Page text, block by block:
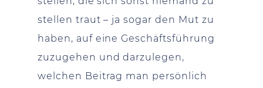
stellen traut – ja sogar den Mut zu
haben, auf eine Geschäftsführung
zuzugehen und darzulegen,
welchen Beitrag man persönlich